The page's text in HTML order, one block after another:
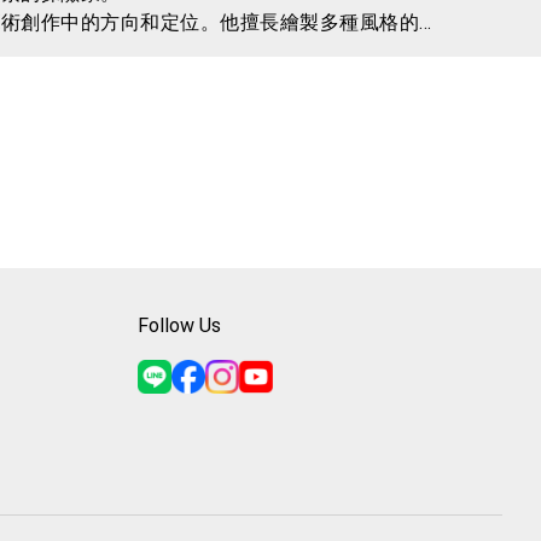
創作中的方向和定位。他擅長繪製多種風格的
事物和自己的想法分享給大家，並與大家一同
界的反思，是一次與世界和大自然的對話。
Follow Us